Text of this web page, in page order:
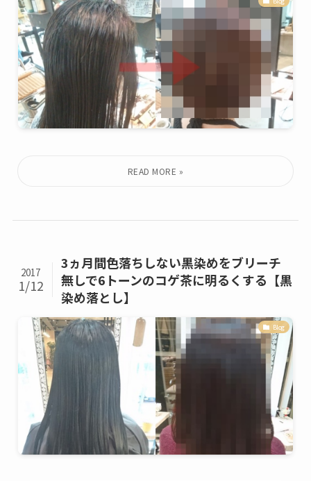
3ヵ月間色落ちしない黒染めをブリーチ
無しで6トーンのコゲ茶に明るくする【黒
染め落とし】
2017
1/12
Blog